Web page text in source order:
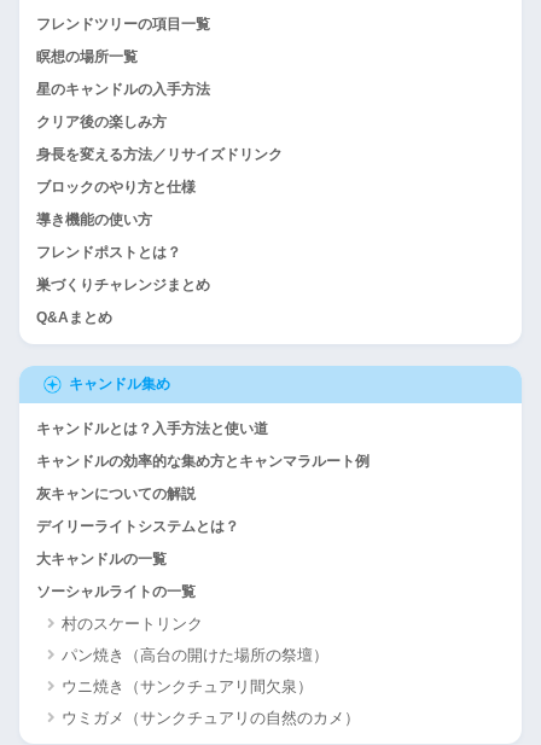
フレンドツリーの項目一覧
瞑想の場所一覧
星のキャンドルの入手方法
クリア後の楽しみ方
身長を変える方法／リサイズドリンク
ブロックのやり方と仕様
導き機能の使い方
フレンドポストとは？
巣づくりチャレンジまとめ
Q&Aまとめ
キャンドル集め
キャンドルとは？入手方法と使い道
キャンドルの効率的な集め方とキャンマラルート例
灰キャンについての解説
デイリーライトシステムとは？
大キャンドルの一覧
ソーシャルライトの一覧
村のスケートリンク
パン焼き（高台の開けた場所の祭壇）
ウニ焼き（サンクチュアリ間欠泉）
ウミガメ（サンクチュアリの自然のカメ）